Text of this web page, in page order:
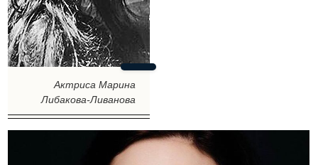
Актриса Марина
Либакова-Ливанова